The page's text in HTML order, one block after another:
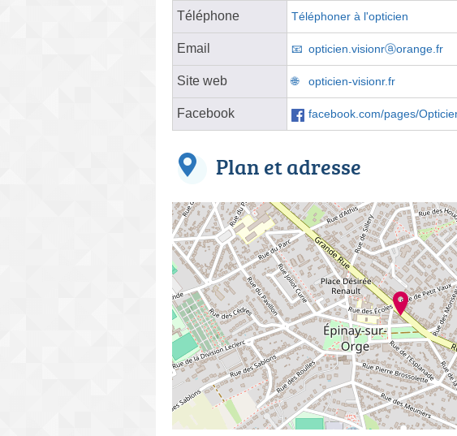
Téléphone Téléphoner à l'opticien
Email opticien.visionrⓐorange.fr
Site web opticien-visionr.fr
Facebook facebook.com/pages/
Plan et adresse